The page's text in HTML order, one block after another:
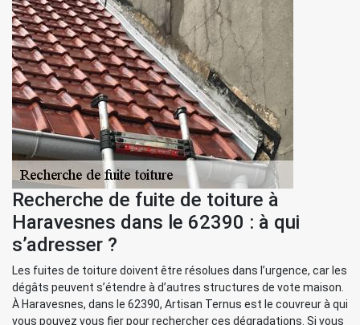
Recherche de fuite de toiture à
Haravesnes dans le 62390 : à qui
s’adresser ?
Les fuites de toiture doivent être résolues dans l’urgence, car les
dégâts peuvent s’étendre à d’autres structures de vote maison.
À Haravesnes, dans le 62390, Artisan Ternus est le couvreur à qui
vous pouvez vous fier pour rechercher ces dégradations. Si vous